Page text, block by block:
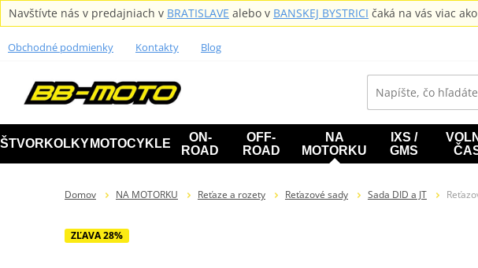
Navštívte nás v predajniach v BRATISLAVE alebo v BANSKEJ BYSTRICI čaká na vás viac
Obchodné podmienky Kontakty Blog
ŠTVORKOLKY MOTOCYKLE
ON-
ROAD
OFF-
ROAD
NA
MOTORKU
IXS /
GMS
Domov NA MOTORKU Reťaze a rozety Reťazové sady Sada DID a JT
ZĽAVA 28%